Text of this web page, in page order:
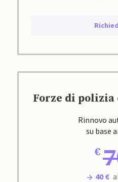
Forze di polizia
Rinnovo
su base
40 €